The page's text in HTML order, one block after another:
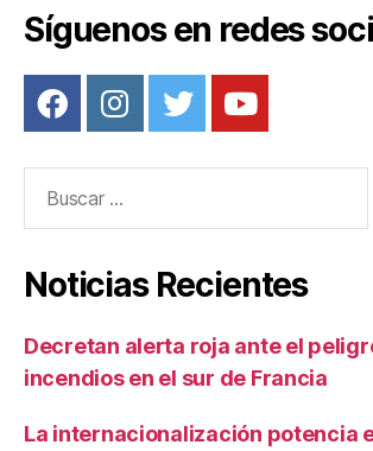
Síguenos en redes
Noticias Recientes
Decretan alerta roja ante el
incendios en el sur de Francia
La internacionalización potencia